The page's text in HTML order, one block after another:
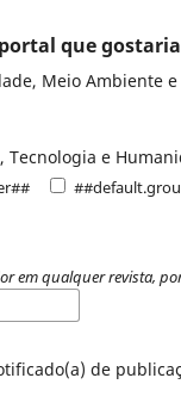
que
Tecnologia e
em qualquer revista,
de